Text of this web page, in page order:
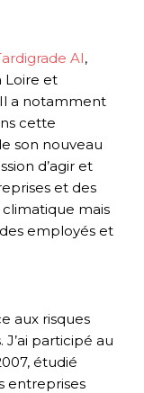
AI,
Loire et
Il a notamment
cette
son nouveau
d’agir et
et des
mais
employés et
aux risques
participé au
étudié
entreprises